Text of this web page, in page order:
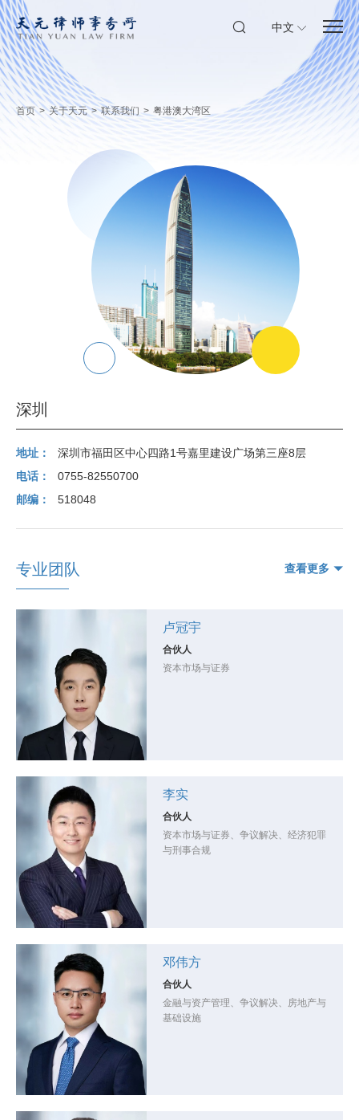
中文
首页 > 关于天元 > 联系我们 > 粤港澳大湾区
深圳
地址：
深圳市福田区中心四路1号嘉里建设广场第三座8层
电话：
0755-82550700
邮编：
518048
专业团队 查看更多
卢冠宇
合伙人
资本市场与证券
李实
合伙人
资本市场与证券、争议解决、经济犯罪
与刑事合规
邓伟方
合伙人
金融与资产管理、争议解决、房地产与
基础设施